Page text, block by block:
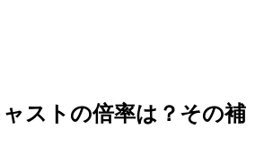
ストの倍率は？その補